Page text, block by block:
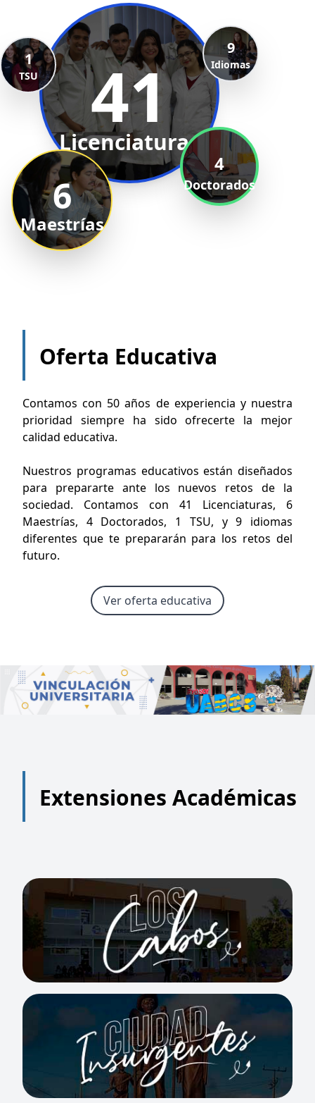
41
Licenciaturas
6
Maestrías
4
Doctorados
9
Idiomas
1
TSU
Oferta Educativa
Contamos con 50 años de experiencia y nuestra
prioridad siempre ha sido ofrecerte la mejor
calidad educativa.
Nuestros programas educativos están diseñados
para prepararte ante los nuevos retos de la
sociedad. Contamos con 41 Licenciaturas, 6
Maestrías, 4 Doctorados, 1 TSU, y 9 idiomas
diferentes que te prepararán para los retos del
futuro.
Ver oferta educativa
Extensiones Académicas